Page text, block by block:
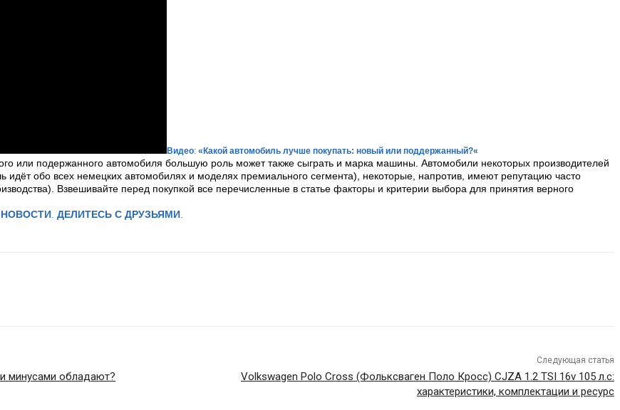
Видео: «Какой автомобиль лучше покупать: новый или поддержанный?«
или подержанного автомобиля большую роль может также сыграть и марка машины. Автомобили некоторых производителей
обо всех немецких автомобилях и моделях премиального сегмента), некоторые, напротив, имеют репутацию часто
Взвешивайте перед покупкой все перечисленные в статье факторы и критерии выбора для принятия верного
ДЕЛИТЕСЬ С ДРУЗЬЯМИ
минусами обладают?
Следующая статья
Volkswagen Polo Cross (Фольксваген Поло Кросс) CJZA 1.2 TSI 16v 105 л.с:
характеристики, комплектации и ресурс